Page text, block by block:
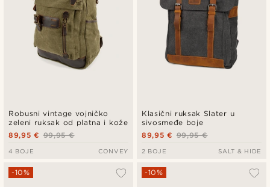
Robusni vintage vojničko
zeleni ruksak od platna i kože
99,95 €
89,95 €
4 BOJE CONVEY
Klasični ruksak Slater u
sivosmeđe boje
99,95 €
89,95 €
2 BOJE SALT & HIDE
-10% -10%